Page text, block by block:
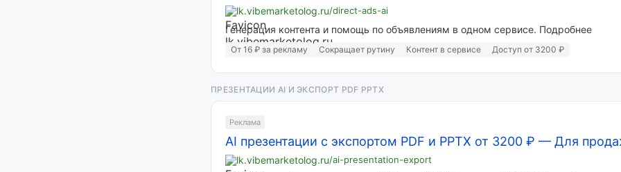
lk.vibemarketolog.ru/direct-ads-ai
Генерация контента и помощь по объявлениям в одном сервисе. Подробнее
От 16 ₽ за рекламу Сокращает рутину Контент в сервисе Доступ от 3200 ₽
ПРЕЗЕНТАЦИИ AI И ЭКСПОРТ PDF PPTX
Реклама
AI презентации с экспортом PDF и PPTX от 3200 ₽ — Для
lk.vibemarketolog.ru/ai-presentation-export